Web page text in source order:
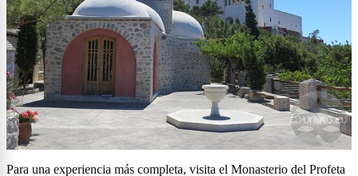
Para una experiencia más completa, visita el Monasterio del Profeta